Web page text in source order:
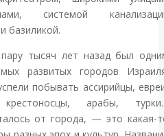
системой
базиликой.
тысяч лет назад был
развитых городов
побывать ассирийцы,
арабы,
от города, — это какая-